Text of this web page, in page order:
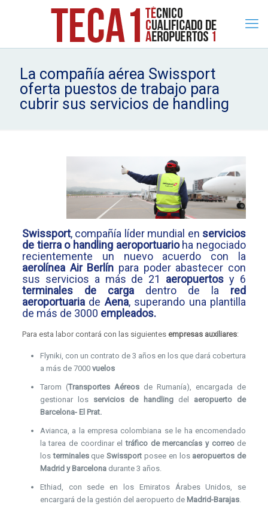
La compañía aérea Swissport
oferta puestos de trabajo para
cubrir sus servicios de handling
Swissport, compañía líder mundial en servicios
de tierra o handling aeroportuarioha negociado
recientemente un nuevo acuerdo con la
aerolínea Air Berlín para poder abastecer con
sus servicios a más de 21
aeropuertos y 6
terminales de cargadentro de la red
aeroportuariade Aena, superando una plantilla
de más de 3000 empleados.
Para esta labor contará con las siguientes empresas auxiliares:
Flyniki, con un contrato de 3 años en los que dará cobertura
a más de 7000 vuelos
Tarom (Transportes Aéreosde Rumanía), encargada de
gestionar los servicios de handling del aeropuerto de
Barcelona- El Prat.
Avianca, a la empresa colombiana se le ha encomendado
la tarea de coordinar eltráfico de mercancías y correode
losterminales que Swissport posee en los aeropuertos de
Madrid y Barcelonadurante 3 años.
Ethiad, con sede en los Emiratos Árabes Unidos, se
encargará de la gestión del aeropuerto de Madrid-Barajas.